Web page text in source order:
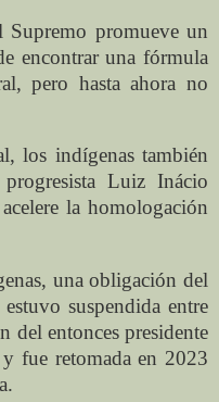
Supremo promueve un
encontrar una fórmula
pero hasta ahora no
los indígenas también
Luiz Inácio
la homologación
una obligación del
suspendida entre
del entonces presidente
fue retomada en 2023